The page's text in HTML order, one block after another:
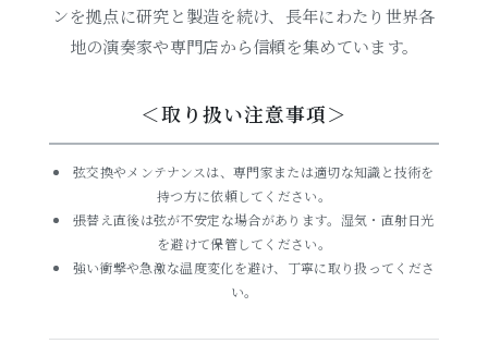
ンを拠点に研究と製造を続け、長年にわたり世界各
地の演奏家や専門店から信頼を集めています。
＜取り扱い注意事項＞
弦交換やメンテナンスは、専門家または適切な知識と技術を
持つ方に依頼してください。
張替え直後は弦が不安定な場合があります。湿気・直射日光
を避けて保管してください。
強い衝撃や急激な温度変化を避け、丁寧に取り扱ってくださ
い。